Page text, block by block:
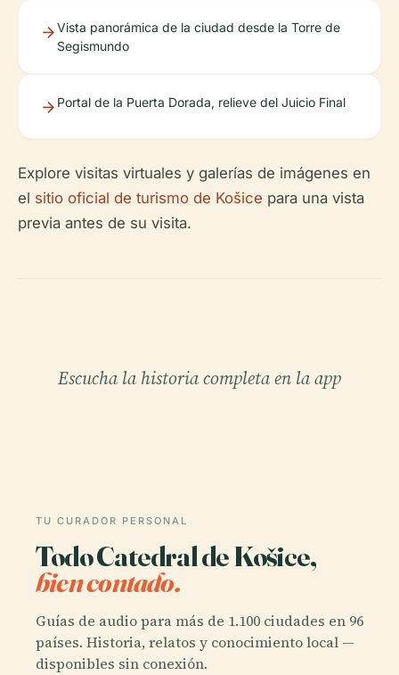
Vista panorámica de la ciudad desde la Torre de
Segismundo
Portal de la Puerta Dorada, relieve del Juicio Final
Explore visitas virtuales y galerías de imágenes en
el sitio oficial de turismo de Košice para una vista
previa antes de su visita.
Escucha la historia completa en la app
TU CURADOR PERSONAL
Todo Catedral de Košice,
bien contado.
Guías de audio para más de 1.100 ciudades en 96
países. Historia, relatos y conocimiento local —
disponibles sin conexión.